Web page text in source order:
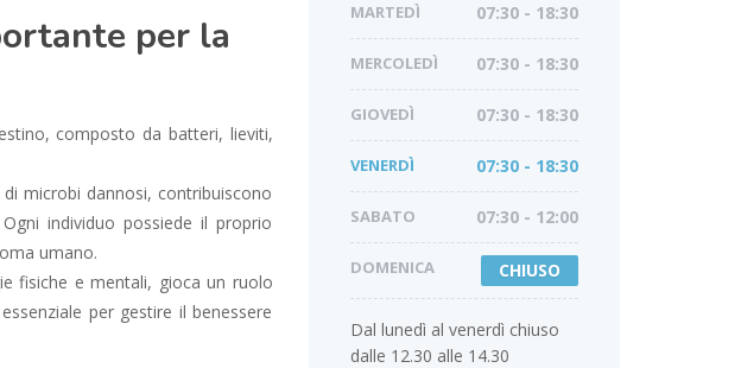
per la
composto da batteri, lieviti,
microbi dannosi, contribuiscono
individuo possiede il proprio
umano.
fisiche e mentali, gioca un ruolo
per gestire il benessere
MARTEDÌ 07:30 - 18:30
MERCOLEDÌ 07:30 - 18:30
GIOVEDÌ 07:30 - 18:30
VENERDÌ 07:30 - 18:30
SABATO 07:30 - 12:00
DOMENICA CHIUSO
Dal lunedì al venerdì chiuso
dalle 12.30 alle 14.30